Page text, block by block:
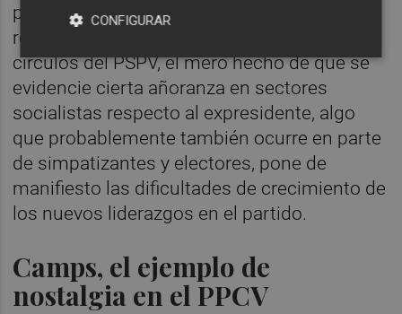
protagonista, rehúyen. Más allá de las
reflexiones y elucubraciones que laten en
círculos del PSPV, el mero hecho de que se
evidencie cierta añoranza en sectores
socialistas respecto al expresidente, algo
que probablemente también ocurre en parte
de simpatizantes y electores, pone de
manifiesto las dificultades de crecimiento de
los nuevos liderazgos en el partido.
Camps, el ejemplo de
nostalgia en el PPCV
CONFIGURAR